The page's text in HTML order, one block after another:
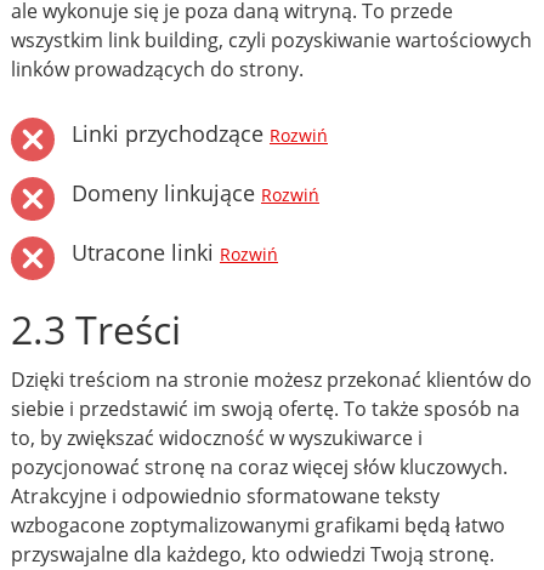
ale wykonuje się je poza daną witryną. To przede
wszystkim link building, czyli pozyskiwanie wartościowych
linków prowadzących do strony.
Linki przychodzące Rozwiń
Domeny linkujące Rozwiń
Utracone linki Rozwiń
2.3 Treści
Dzięki treściom na stronie możesz przekonać klientów do
siebie i przedstawić im swoją ofertę. To także sposób na
to, by zwiększać widoczność w wyszukiwarce i
pozycjonować stronę na coraz więcej słów kluczowych.
Atrakcyjne i odpowiednio sformatowane teksty
wzbogacone zoptymalizowanymi grafikami będą łatwo
przyswajalne dla każdego, kto odwiedzi Twoją stronę.